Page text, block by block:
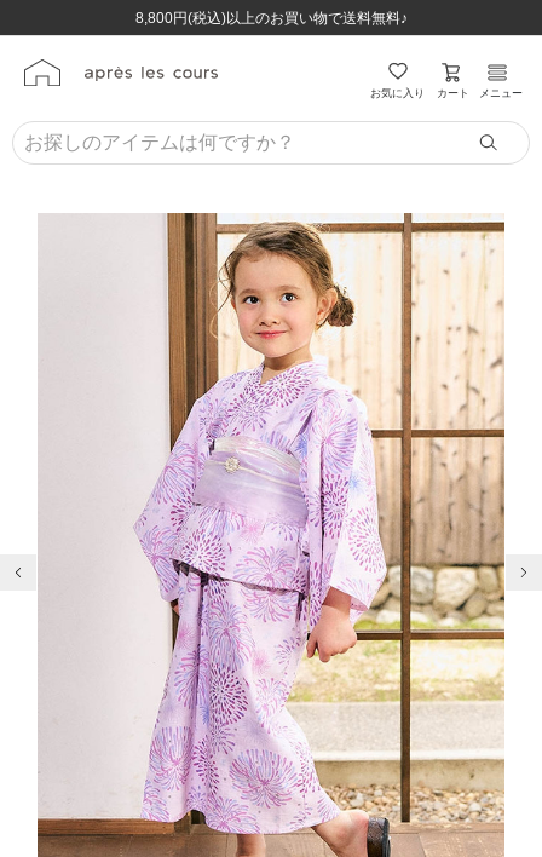
8,800円(税込)以上のお買い物で送料無料♪
ほぼ全品半額！！8/12(水)お昼12:59まで！！
8,800円(税込)以上のお買い物で送料無料♪
ほぼ全品半額！！8/12(水)お昼12:59まで！！
お気に入り カート メニュー